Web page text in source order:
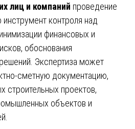
лиц и компаний проведение
контроля над
финансовых и
обоснования
Экспертиза может
сметную документацию,
строительных проектов,
объектов и